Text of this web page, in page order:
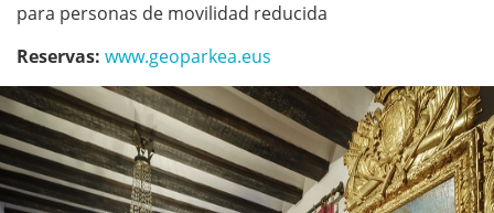
para personas de movilidad reducida
Reservas: www.geoparkea.eus